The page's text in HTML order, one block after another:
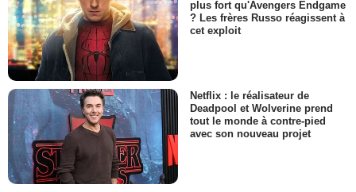
plus fort qu'Avengers Endgame
? Les frères Russo réagissent à
cet exploit
Netflix : le réalisateur de
Deadpool et Wolverine prend
tout le monde à contre-pied
avec son nouveau projet